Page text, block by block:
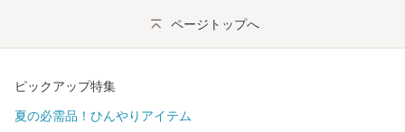
ページトップへ
ピックアップ特集
夏の必需品！ひんやりアイテム